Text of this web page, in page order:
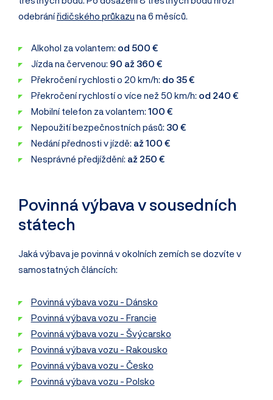
odebránířidičského průkazu na 6 měsíců.
Alkohol za volantem: od 500 €
Jízda na červenou: 90 až 360 €
Překročení rychlosti o 20 km/h: do 35 €
Překročení rychlostí o více než 50 km/h: od 240 €
Mobilní telefon za volantem: 100 €
Nepoužití bezpečnostních pásů: 30 €
Nedání přednosti v jízdě: až 100 €
Nesprávné předjíždění: až 250 €
Povinná výbava v sousedních
státech
Jaká výbava je povinná v okolních zemích se dozvíte v
samostatných článcích:
Povinná výbava vozu - Dánsko
Povinná výbava vozu - Francie
Povinná výbava vozu - Švýcarsko
Povinná výbava vozu - Rakousko
Povinná výbava vozu - Česko
Povinná výbava vozu - Polsko